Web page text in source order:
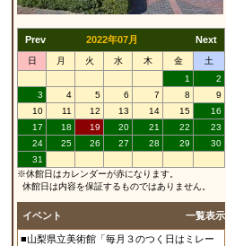
Prev 2022年07月 Next
日 月 火 水 木 金
土
1
2
3
4 5 6 7 8
9
10
11 12 13 14 15
16
17
18 19 20 21 22
23
24
25 26 27 28 29
30
31
※休館日はカレンダーが赤になります。
休館日は内容を保証するものではありません。
イベント 一覧表示
■山梨県立美術館「毎月３のつく日はミレー